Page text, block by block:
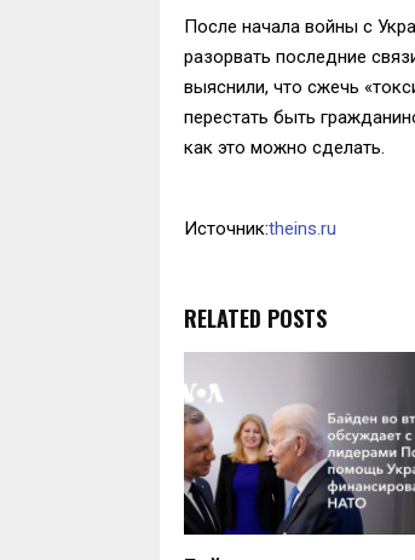
После начала войны с
разорвать последние
выяснили, что сжечь
перестать быть
как это можно сделать.
Источник:theins.ru
RELATED POSTS